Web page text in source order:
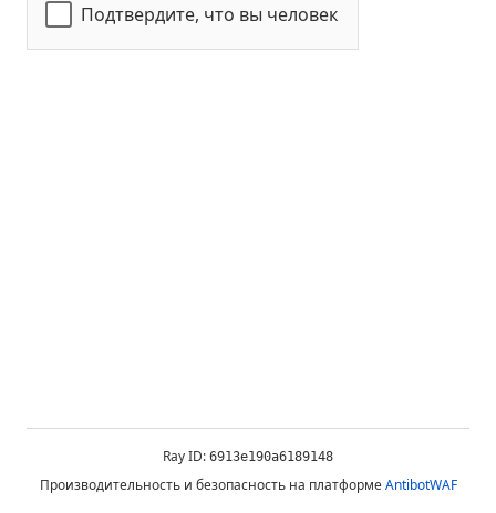
Подтвердите, что вы человек
Ray ID: 6913e190a6189148
Производительность и безопасность на платформеAntibotWAF